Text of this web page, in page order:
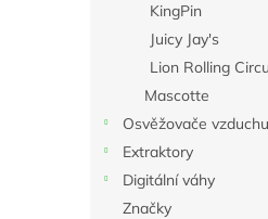
KingPin
Juicy Jay's
Lion Rolling
Mascotte
Osvěžovače vzduchu
Extraktory
Digitální váhy
Značky